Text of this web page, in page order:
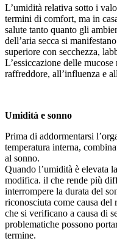
L’umidità relativa sotto i
termini di comfort, ma in
salute tanto quanto gli
dell’aria secca si
superiore con secchezza,
L’essiccazione delle
raffreddore, all’influenza e
Umidità e sonno
Prima di addormentarsi
temperatura interna,
al sonno.
Quando l’umidità è elevata
modifica. il che rende più
interrompere la durata del
riconosciuta come causa del
che si verificano a causa di
problematiche possono
termine.